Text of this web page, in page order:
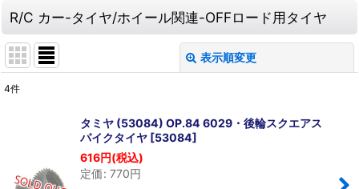
R/C カー-タイヤ/ホイール関連-OFFロード用タイヤ
表示順変更
並び順 :
4件
タミヤ (53084) OP.84 6029・後輪スクエアス
パイクタイヤ [53084]
616円(税込)
定価: 770円